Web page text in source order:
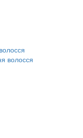
волосся